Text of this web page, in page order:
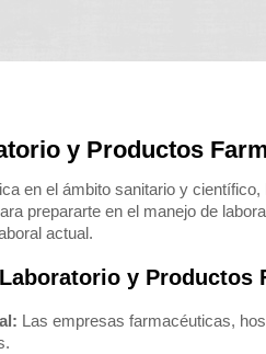
y Productos
en el ámbito sanitario y
prepararte en el manejo de
actual.
y Productos
Las empresas farmacéuticas,